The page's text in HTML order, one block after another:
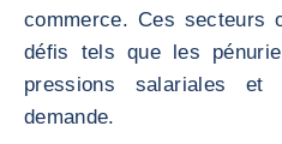
commerce. Ces secteurs
défis tels que les
pressions salariales et
demande.